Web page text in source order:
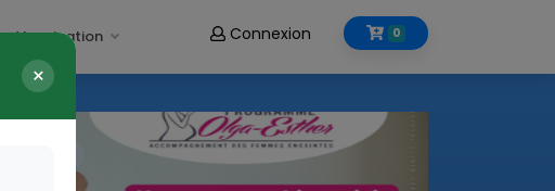
Vaccination 0
Connexion
×